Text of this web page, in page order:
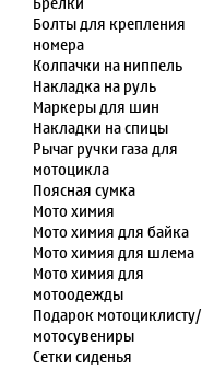
Болты для крепления
номера
Колпачки на ниппель
Накладка на руль
Маркеры для шин
Накладки на спицы
Рычаг ручки газа для
мотоцикла
Поясная сумка
Мото химия
Мото химия для байка
Мото химия для шлема
Мото химия для
мотоодежды
Подарок мотоциклисту/
мотосувениры
Сетки сиденья